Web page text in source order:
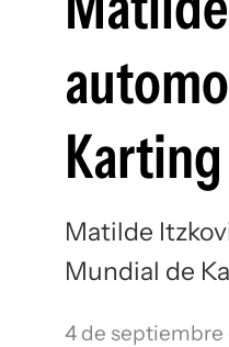
Karting
Matilde
Mundial de
4 de septiembre